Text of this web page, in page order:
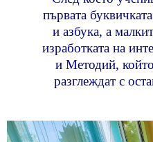
първата
и азбука, а
изработката на
и Методий,
разглеждат с